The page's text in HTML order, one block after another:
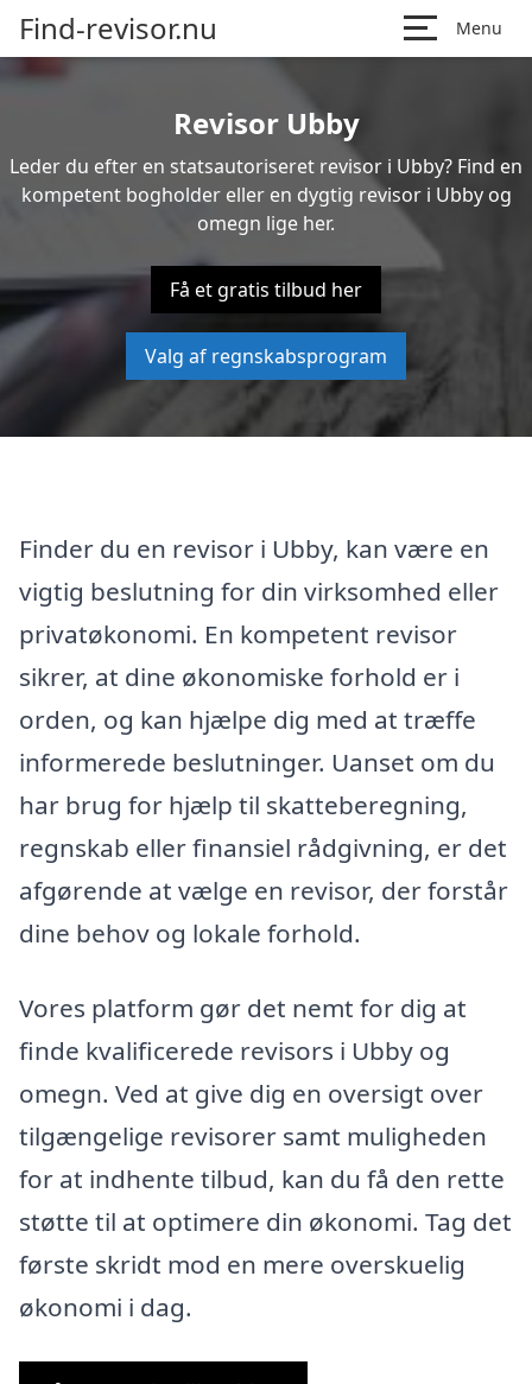
Find-revisor.nu Menu
Revisor Ubby
Leder du efter en statsautoriseret revisor i Ubby? Find en
kompetent bogholder eller en dygtig revisor i Ubby og
omegn lige her.
Få et gratis tilbud her
Valg af regnskabsprogram
Finder du en revisor i Ubby, kan være en
vigtig beslutning for din virksomhed eller
privatøkonomi. En kompetent revisor
sikrer, at dine økonomiske forhold er i
orden, og kan hjælpe dig med at træffe
informerede beslutninger. Uanset om du
har brug for hjælp til skatteberegning,
regnskab eller finansiel rådgivning, er det
afgørende at vælge en revisor, der forstår
dine behov og lokale forhold.
Vores platform gør det nemt for dig at
finde kvalificerede revisors i Ubby og
omegn. Ved at give dig en oversigt over
tilgængelige revisorer samt muligheden
for at indhente tilbud, kan du få den rette
støtte til at optimere din økonomi. Tag det
første skridt mod en mere overskuelig
økonomi i dag.